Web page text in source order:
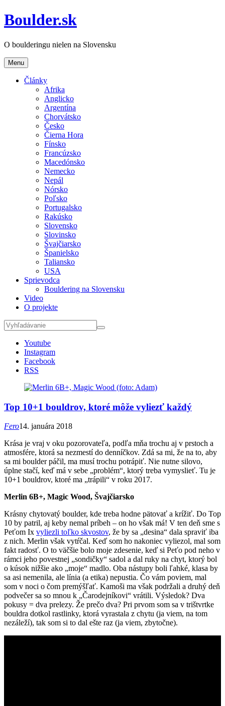
Boulder.sk
O boulderingu nielen na Slovensku
Menu
Články
Afrika
Anglicko
Argentína
Chorvátsko
Česko
Čierna Hora
Fínsko
Francúzsko
Macedónsko
Nemecko
Nepál
Nórsko
Poľsko
Portugalsko
Rakúsko
Slovensko
Slovinsko
Švajčiarsko
Španielsko
Taliansko
USA
Sprievodca
Bouldering na Slovensku
Video
O projekte
Youtube
Instagram
Facebook
RSS
Top 10+1 bouldrov, ktoré môže vyliezť každý
Fero14. januára 2018
Krása je vraj v oku pozorovateľa, podľa mňa trochu aj v prstoch a
atmosfére, ktorá sa nezmestí do denníčkov. Zdá sa mi, že na to, aby
sa mi boulder páčil, ma musí trochu potrápiť. Nie nutne silovo,
úplne stačí, keď má v sebe „problém“, ktorý treba vymyslieť. Tu je
10+1 bouldrov, ktoré ma „trápili“ v roku 2017.
Merlin 6B+, Magic Wood, Švajčiarsko
Krásny chytovatý boulder, kde treba hodne pätovať a krížiť. Do Top
10 by patril, aj keby nemal príbeh – on ho však má! V ten deň sme s
Peťom Ix vyliezli toľko skvostov, že by sa „desina“ dala spraviť iba
z nich. Merlin však vytŕčal. Keď som ho nakoniec vyliezol, mal som
fakt radosť. O to väčšie bolo moje zdesenie, keď si Peťo pod neho v
rámci jeho povestnej „sondičky“ sadol a dal ruky na chyt, ktorý bol
o kúsok nižšie ako „moje“ madlo. Oba nástupy boli ľahké, klasa by
sa asi nemenila, ale línia (a etika) nepustia. Čo vám poviem, mal
som v noci o čom premýšľať. Kamoši ma však podržali a druhý deň
podvečer sa so mnou k „Čarodejníkovi“ vrátili. Výsledok? Dva
pokusy = dva prelezy. Že prečo dva? Pri prvom som sa v trištvrtke
bouldra dotkol rastlinky, ktorá vyrastala z chytu (ja viem, na tom
nezáleží), tak som si to dal ešte raz (ja viem, zbytočne).